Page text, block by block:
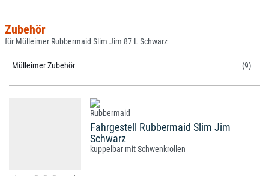
Zubehör
für Mülleimer Rubbermaid Slim Jim 87 L Schwarz
Mülleimer Zubehör (9)
Fahrgestell Rubbermaid Slim Jim
Schwarz
kuppelbar mit Schwenkrollen